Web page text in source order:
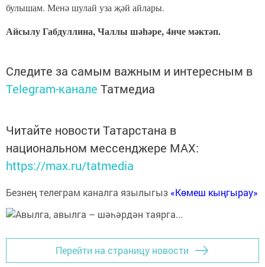
булышам. Менә шулай уза җәй айлары.
Айсылу Габдуллина, Чаллы шәһәре, 4нче мәктәп.
Следите за самым важным и интересным в
Telegram-канале Татмедиа
Читайте новости Татарстана в
национальном мессенджере MАХ:
https://max.ru/tatmedia
Безнең телеграм каналга язылыгыз «Көмеш кыңгырау»
Перейти на страницу новости